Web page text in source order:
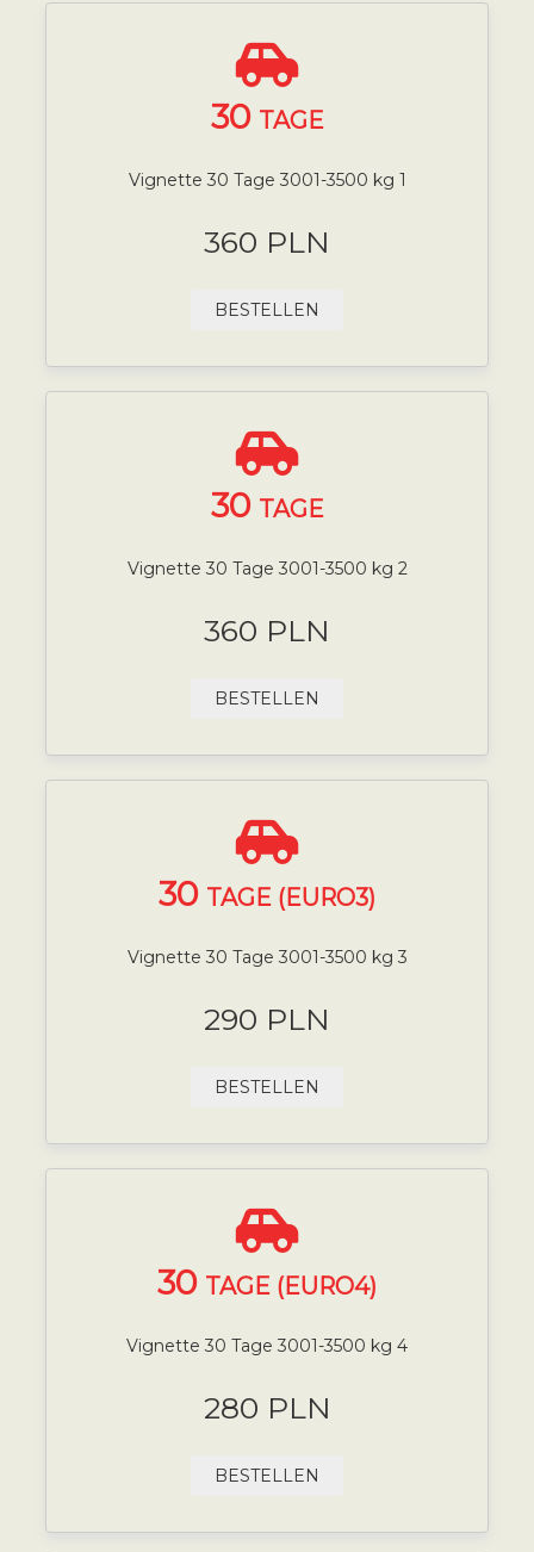
30 TAGE
Vignette 30 Tage 3001-3500 kg 1
360 PLN
BESTELLEN
30 TAGE
Vignette 30 Tage 3001-3500 kg 2
360 PLN
BESTELLEN
30 TAGE (EURO3)
Vignette 30 Tage 3001-3500 kg 3
290 PLN
BESTELLEN
30 TAGE (EURO4)
Vignette 30 Tage 3001-3500 kg 4
280 PLN
BESTELLEN